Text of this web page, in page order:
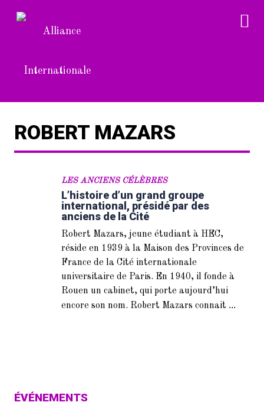
ROBERT MAZARS
LES ANCIENS CÉLÈBRES
L’histoire d’un grand groupe
international, présidé par des
anciens de la Cité
Robert Mazars, jeune étudiant à HEC,
réside en 1939 à la Maison des Provinces de
France de la Cité internationale
universitaire de Paris. En 1940, il fonde à
Rouen un cabinet, qui porte aujourd’hui
encore son nom. Robert Mazars connait ...
ÉVÉNEMENTS